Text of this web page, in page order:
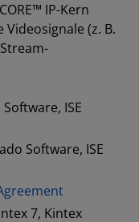
IP-Kern
(z. B.
ISE
Software, ISE
7, Kintex